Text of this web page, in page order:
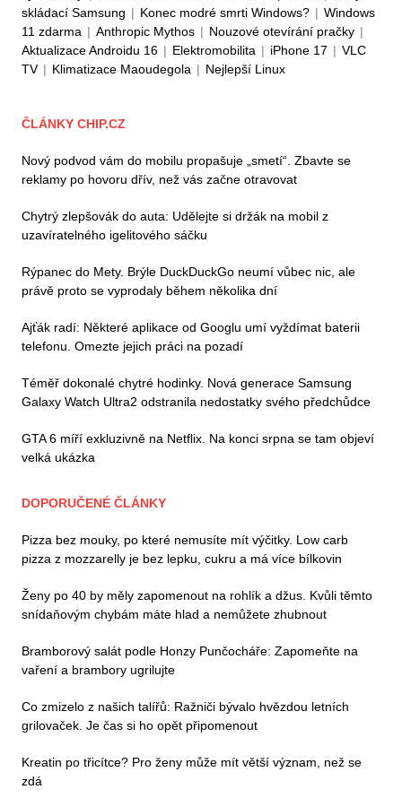
skládací Samsung | Konec modré smrti Windows? | Windows
11 zdarma | Anthropic Mythos | Nouzové otevírání pračky |
Aktualizace Androidu 16 | Elektromobilita | iPhone 17 | VLC
TV | Klimatizace Maoudegola | Nejlepší Linux
ČLÁNKY CHIP.CZ
Nový podvod vám do mobilu propašuje „smetí“. Zbavte se
reklamy po hovoru dřív, než vás začne otravovat
Chytrý zlepšovák do auta: Udělejte si držák na mobil z
uzavíratelného igelitového sáčku
Rýpanec do Mety. Brýle DuckDuckGo neumí vůbec nic, ale
právě proto se vyprodaly během několika dní
Ajťák radí: Některé aplikace od Googlu umí vyždímat baterii
telefonu. Omezte jejich práci na pozadí
Téměř dokonalé chytré hodinky. Nová generace Samsung
Galaxy Watch Ultra2 odstranila nedostatky svého předchůdce
GTA 6 míří exkluzivně na Netflix. Na konci srpna se tam objeví
velká ukázka
DOPORUČENÉ ČLÁNKY
Pizza bez mouky, po které nemusíte mít výčitky. Low carb
pizza z mozzarelly je bez lepku, cukru a má více bílkovin
Ženy po 40 by měly zapomenout na rohlík a džus. Kvůli těmto
snídaňovým chybám máte hlad a nemůžete zhubnout
Bramborový salát podle Honzy Punčocháře: Zapomeňte na
vaření a brambory ugrilujte
Co zmizelo z našich talířů: Ražniči bývalo hvězdou letních
grilovaček. Je čas si ho opět připomenout
Kreatin po třicítce? Pro ženy může mít větší význam, než se
zdá